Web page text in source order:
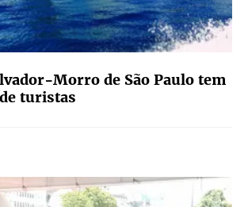
Morro de São Paulo tem
turistas